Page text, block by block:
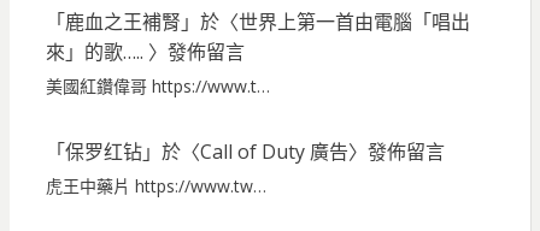
「鹿血之王補腎 」於〈世界上第一首由電腦「唱出
來」的歌….. 〉發佈留言
美國紅鑽偉哥 https://www.t…
「保罗红钻」於〈Call of Duty 廣告〉發佈留言
虎王中藥片 https://www.tw…